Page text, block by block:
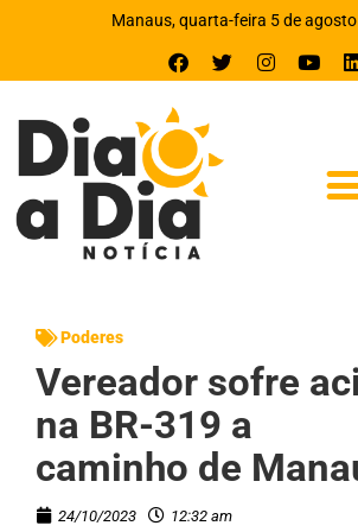
Manaus, quarta-feira 5 de
Poderes
Vereador sofre
na BR-319 a
caminho de
24/10/2023 12:32 am